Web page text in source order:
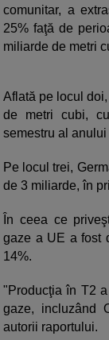
comunitar, a
25% faţă de
miliarde de metri
Aflată pe locul
de metri cubi,
semestru al
Pe locul trei,
de 3 miliarde, în
În ceea ce
gaze a UE a fost
14%.
"Producţia în T2
gaze, incluzând
autorii raportului.